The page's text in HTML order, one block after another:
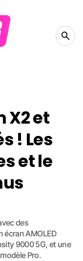
X2 et
! Les
et le
des
AMOLED
9000 5G, et une
Pro.